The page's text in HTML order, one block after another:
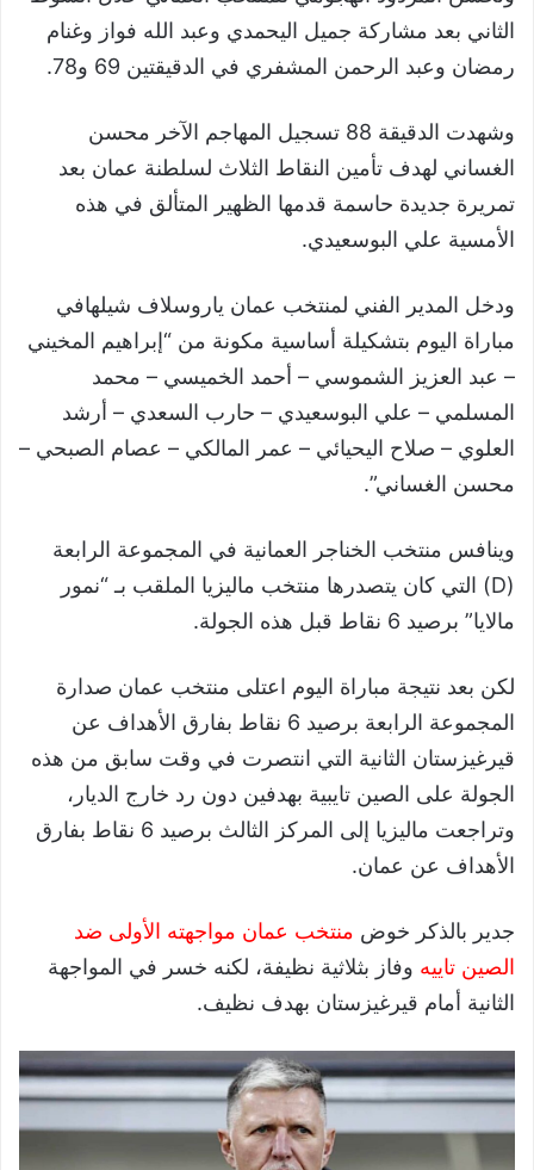
الثاني بعد مشاركة جميل اليحمدي وعبد الله فواز وغنام
رمضان وعبد الرحمن المشفري في الدقيقتين 69 و78.
وشهدت الدقيقة 88 تسجيل المهاجم الآخر محسن
الغساني لهدف تأمين النقاط الثلاث لسلطنة عمان بعد
تمريرة جديدة حاسمة قدمها الظهير المتألق في هذه
الأمسية علي البوسعيدي.
ودخل المدير الفني لمنتخب عمان ياروسلاف شيلهافي
مباراة اليوم بتشكيلة أساسية مكونة من “إبراهيم المخيني
– عبد العزيز الشموسي – أحمد الخميسي – محمد
المسلمي – علي البوسعيدي – حارب السعدي – أرشد
العلوي – صلاح اليحيائي – عمر المالكي – عصام الصبحي –
محسن الغساني”.
وينافس منتخب الخناجر العمانية في المجموعة الرابعة
(D) التي كان يتصدرها منتخب ماليزيا الملقب بـ “نمور
مالايا” برصيد 6 نقاط قبل هذه الجولة.
لكن بعد نتيجة مباراة اليوم اعتلى منتخب عمان صدارة
المجموعة الرابعة برصيد 6 نقاط بفارق الأهداف عن
قيرغيزستان الثانية التي انتصرت في وقت سابق من هذه
الجولة على الصين تايبية بهدفين دون رد خارج الديار،
وتراجعت ماليزيا إلى المركز الثالث برصيد 6 نقاط بفارق
الأهداف عن عمان.
جدير بالذكر خوض منتخب عمان مواجهته الأولى ضد
الصين تاييه وفاز بثلاثية نظيفة، لكنه خسر في المواجهة
الثانية أمام قيرغيزستان بهدف نظيف.